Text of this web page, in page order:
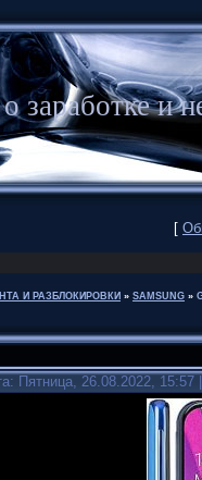
заработке
[
И РАЗБЛОКИРОВКИ » SAMSUNG »
Пятница, 26.08.2022,